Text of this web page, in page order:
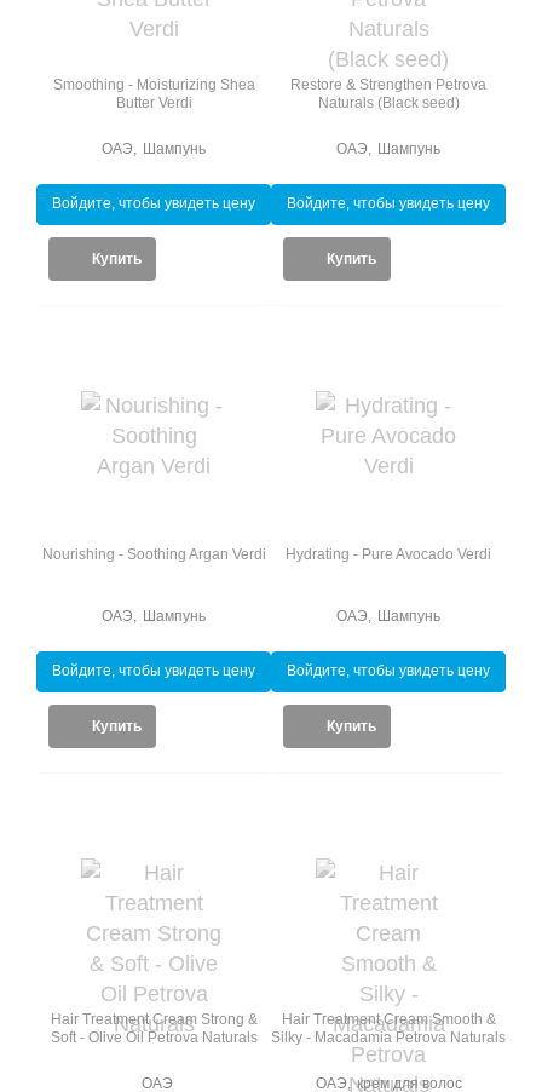
Smoothing - Moisturizing Shea
Butter Verdi
Шампунь
ОАЭ
Войдите, чтобы увидеть цену
Купить
Restore & Strengthen Petrova
Naturals (Black seed)
Шампунь
ОАЭ
Войдите, чтобы увидеть цену
Купить
Nourishing - Soothing Argan Verdi
Шампунь
ОАЭ
Войдите, чтобы увидеть цену
Купить
Hydrating - Pure Avocado Verdi
Шампунь
ОАЭ
Войдите, чтобы увидеть цену
Купить
Hair Treatment Cream Strong &
Soft - Olive Oil Petrova Naturals
ОАЭ
Hair Treatment Cream Smooth &
Silky - Macadamia Petrova Naturals
крем для волос
ОАЭ ,